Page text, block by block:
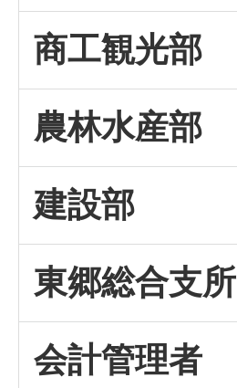
商工観光部
農林水産部
建設部
東郷総合支所
会計管理者